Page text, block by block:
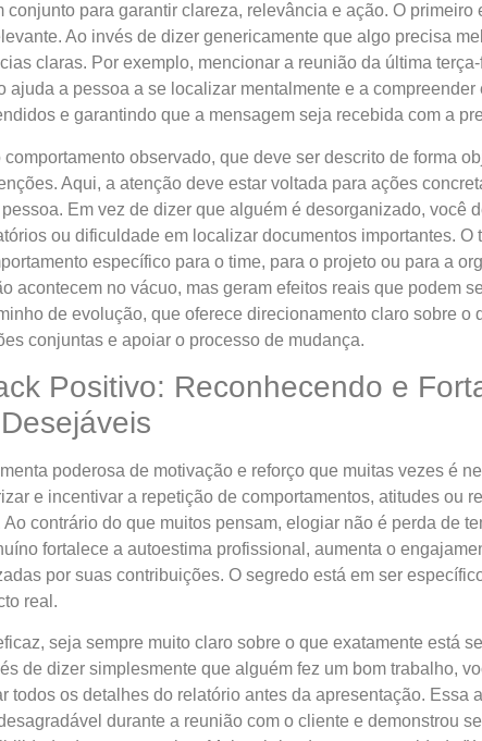
para garantir clareza, relevância e ação. O
Ao invés de dizer genericamente que algo precisa
claras. Por exemplo, mencionar a reunião da última
ajuda a pessoa a se localizar mentalmente e a
e garantindo que a mensagem seja recebida com a
observado, que deve ser descrito de forma
Aqui, a atenção deve estar voltada para ações
Em vez de dizer que alguém é desorganizado, você
ou dificuldade em localizar documentos importantes.
específico para o time, para o projeto ou para a
acontecem no vácuo, mas geram efeitos reais que podem
de evolução, que oferece direcionamento claro sobre o
conjuntas e apoiar o processo de mudança.
Positivo: Reconhecendo e
poderosa de motivação e reforço que muitas vezes é
e incentivar a repetição de comportamentos, atitudes ou
contrário do que muitos pensam, elogiar não é perda de
fortalece a autoestima profissional, aumenta o
por suas contribuições. O segredo está em ser
real.
seja sempre muito claro sobre o que exatamente está
de dizer simplesmente que alguém fez um bom trabalho,
todos os detalhes do relatório antes da apresentação. Essa
durante a reunião com o cliente e demonstrou